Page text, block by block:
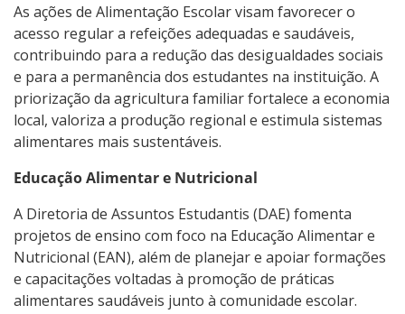
As ações de Alimentação Escolar visam favorecer o
acesso regular a refeições adequadas e saudáveis,
contribuindo para a redução das desigualdades sociais
e para a permanência dos estudantes na instituição. A
priorização da agricultura familiar fortalece a economia
local, valoriza a produção regional e estimula sistemas
alimentares mais sustentáveis.
Educação Alimentar e Nutricional
A Diretoria de Assuntos Estudantis (DAE) fomenta
projetos de ensino com foco na Educação Alimentar e
Nutricional (EAN), além de planejar e apoiar formações
e capacitações voltadas à promoção de práticas
alimentares saudáveis junto à comunidade escolar.